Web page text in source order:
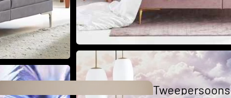
The Key
Collection
Tweepersoons